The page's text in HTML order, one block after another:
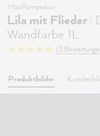
MissPompadour
Lila mit Flieder
Wandfarbe 1L
(3
Produktbilder